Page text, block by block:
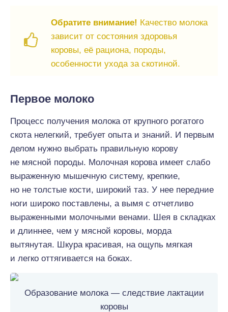
Обратите внимание! Качество молока
зависит от состояния здоровья
коровы, её рациона, породы,
особенности ухода за скотиной.
Первое молоко
Процесс получения молока от крупного рогатого
скота нелегкий, требует опыта и знаний. И первым
делом нужно выбрать правильную корову
не мясной породы. Молочная корова имеет слабо
выраженную мышечную систему, крепкие,
но не толстые кости, широкий таз. У нее передние
ноги широко поставлены, а вымя с отчетливо
выраженными молочными венами. Шея в складках
и длиннее, чем у мясной коровы, морда
вытянутая. Шкура красивая, на ощупь мягкая
и легко оттягивается на боках.
Образование молока — следствие лактации
коровы